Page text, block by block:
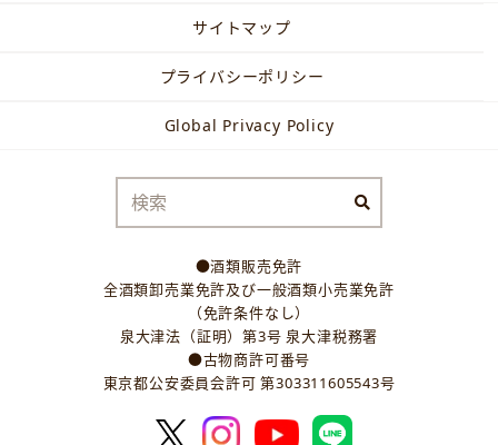
サイトマップ
プライバシーポリシー
Global Privacy Policy
●酒類販売免許
全酒類卸売業免許及び一般酒類小売業免許
（免許条件なし）
泉大津法（証明）第3号 泉大津税務署
●古物商許可番号
東京都公安委員会許可 第303311605543号